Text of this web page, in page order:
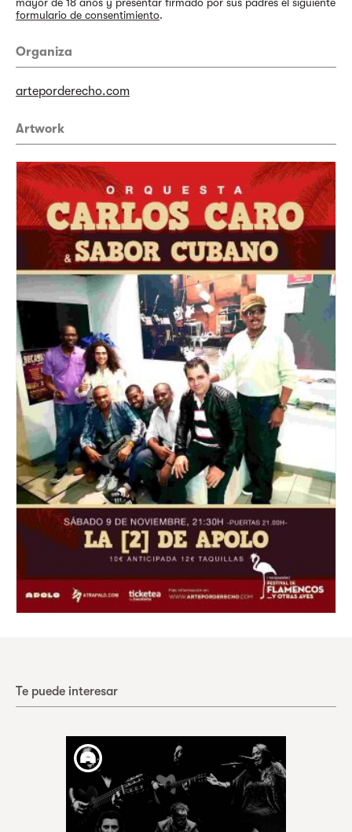
formulario de consentimiento.
Organiza
arteporderecho.com
Artwork
Te puede interesar